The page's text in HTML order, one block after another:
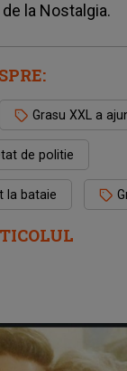
la Nostalgia.
Grasu XXL a
de politie
la bataie